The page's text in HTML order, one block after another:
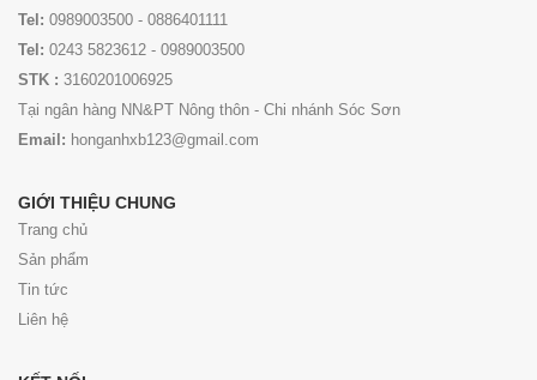
Tel: 0989003500 - 0886401111
Tel: 0243 5823612 - 0989003500
STK : 3160201006925
Tại ngân hàng NN&PT Nông thôn - Chi nhánh Sóc Sơn
Email: honganhxb123@gmail.com
GIỚI THIỆU CHUNG
Trang chủ
Sản phẩm
Tin tức
Liên hệ